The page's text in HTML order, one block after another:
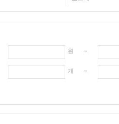
원 ~
개 ~